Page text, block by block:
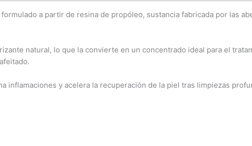
a partir de resina de propóleo, sustancia fabricada por las
natural, lo que la convierte en un concentrado ideal para el
inflamaciones y acelera la recuperación de la piel tras limpiezas